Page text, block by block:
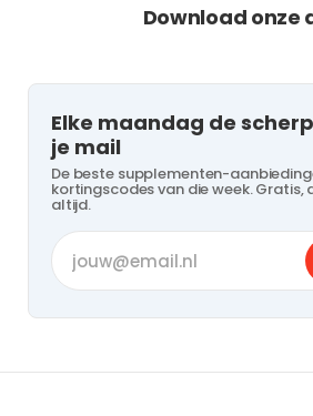
Download onze
Elke maandag de
je mail
De beste supplementen-
kortingscodes van die week. Gratis,
altijd.